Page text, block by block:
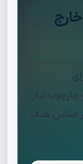
نیاز
اساس هدف